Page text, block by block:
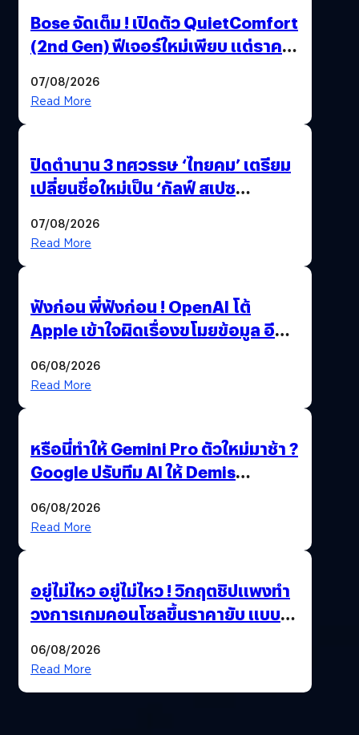
Bose จัดเต็ม ! เปิดตัว QuietComfort
(2nd Gen) ฟีเจอร์ใหม่เพียบ แต่ราคา
07/08/2026
Read More
ปิดตำนาน 3 ทศวรรษ ‘ไทยคม’ เตรียม
เปลี่ยนชื่อใหม่เป็น ‘กัลฟ์ สเปซ
07/08/2026
Read More
ฟังก่อน พี่ฟังก่อน ! OpenAI โต้
Apple เข้าใจผิดเรื่องขโมยข้อมูล อีก
06/08/2026
Read More
หรือนี่ทำให้ Gemini Pro ตัวใหม่มาช้า ?
Google ปรับทีม AI ให้ Demis
06/08/2026
Read More
อยู่ไม่ไหว อยู่ไม่ไหว ! วิกฤตชิปแพงทำ
วงการเกมคอนโซลขึ้นราคายับ แบบนี้
06/08/2026
Read More